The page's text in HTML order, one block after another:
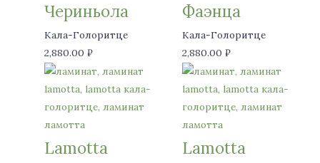
Чериньола
Кала-Голоритце
2,880.00₽
Фаэнца
Кала-Голоритце
2,880.00 ₽
Lamotta
Lamotta